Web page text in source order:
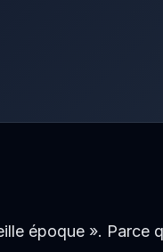
époque ». Parce